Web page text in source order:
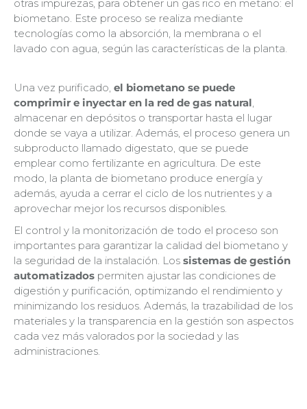
otras impurezas, para obtener un gas rico en metano: el
biometano. Este proceso se realiza mediante
tecnologías como la absorción, la membrana o el
lavado con agua, según las características de la planta.
Una vez purificado, el biometano se puede
comprimir e inyectar en la red de gas natural,
almacenar en depósitos o transportar hasta el lugar
donde se vaya a utilizar. Además, el proceso genera un
subproducto llamado digestato, que se puede
emplear como fertilizante en agricultura. De este
modo, la planta de biometano produce energía y
además, ayuda a cerrar el ciclo de los nutrientes y a
aprovechar mejor los recursos disponibles.
El control y la monitorización de todo el proceso son
importantes para garantizar la calidad del biometano y
la seguridad de la instalación. Los sistemas de gestión
automatizados permiten ajustar las condiciones de
digestión y purificación, optimizando el rendimiento y
minimizando los residuos. Además, la trazabilidad de los
materiales y la transparencia en la gestión son aspectos
cada vez más valorados por la sociedad y las
administraciones.